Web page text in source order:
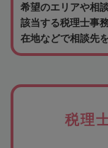
希望のエリアや相
該当する税理士事
在地などで相談先
税理